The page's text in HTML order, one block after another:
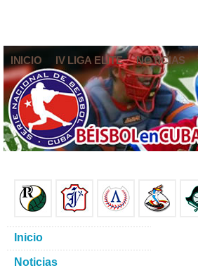
INICIO IV LIGA ELITE NOTICIAS
Inicio
Noticias